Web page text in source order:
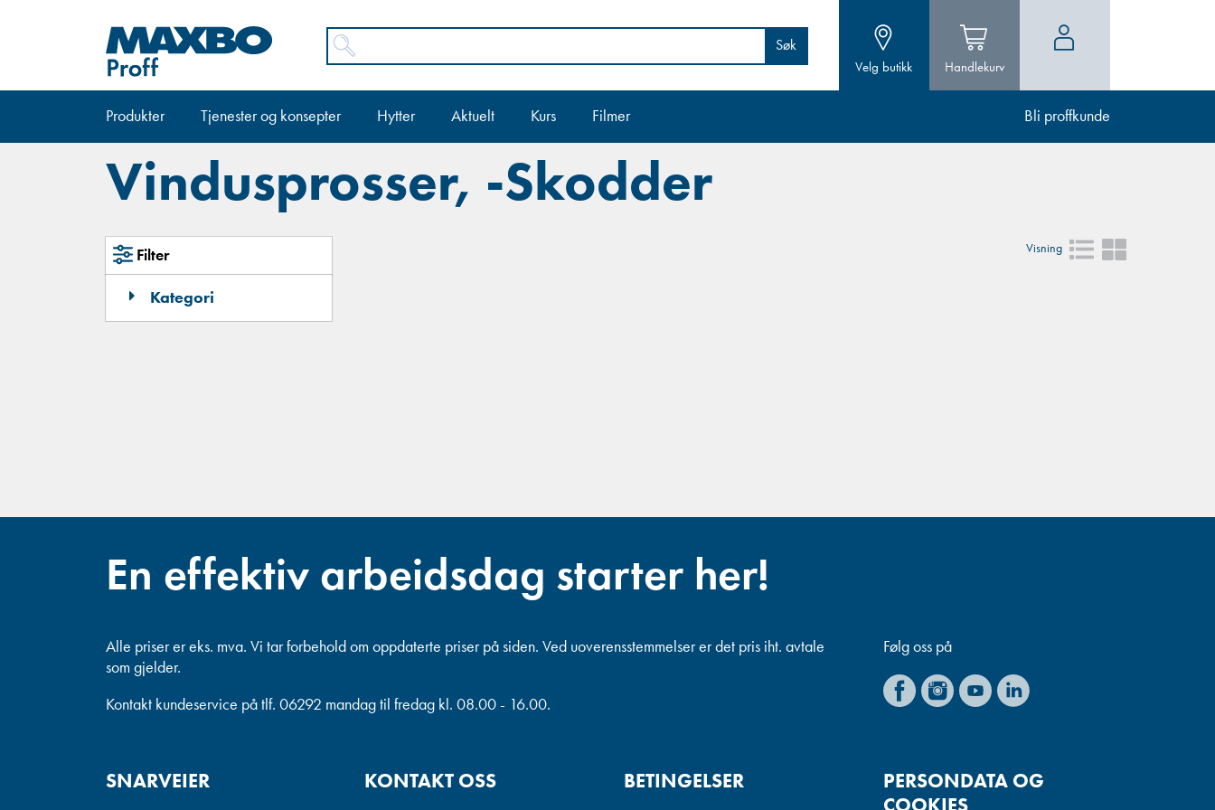
Søk
Velg butikk Handlekurv
Produkter Tjenester og konsepter Hytter Aktuelt Kurs Filmer Bli proffkunde
Vindusprosser, -Skodder
Filter
Kategori
Visning
En effektiv arbeidsdag starter her!
Alle priser er eks. mva. Vi tar forbehold om oppdaterte priser på siden. Ved uoverensstemmelser er det pris iht. avtale
som gjelder.
Kontakt kundeservice på tlf. 06292 mandag til fredag kl. 08.00 - 16.00.
Følg oss på
SNARVEIER KONTAKT OSS BETINGELSER
PERSONDATA OG